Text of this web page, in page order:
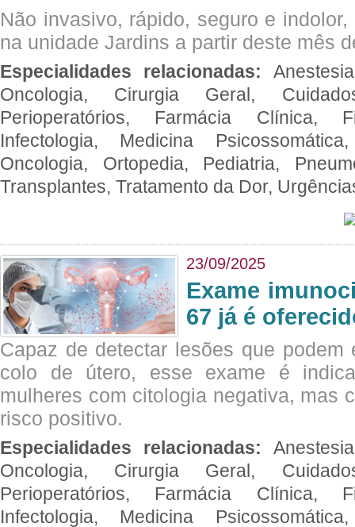
Não invasivo, rápido, seguro e
na unidade Jardins a partir deste mês
Especialidades relacionadas:
Oncologia, Cirurgia Geral,
Perioperatórios, Farmácia Clínica,
Infectologia, Medicina
Oncologia, Ortopedia, Pediatria,
Transplantes, Tratamento da Dor,
23/09/2025
Exame
67 já é
Capaz de detectar lesões que
colo de útero, esse exame é
mulheres com citologia negativa, mas
risco positivo.
Especialidades relacionadas:
Oncologia, Cirurgia Geral,
Perioperatórios, Farmácia Clínica,
Infectologia, Medicina